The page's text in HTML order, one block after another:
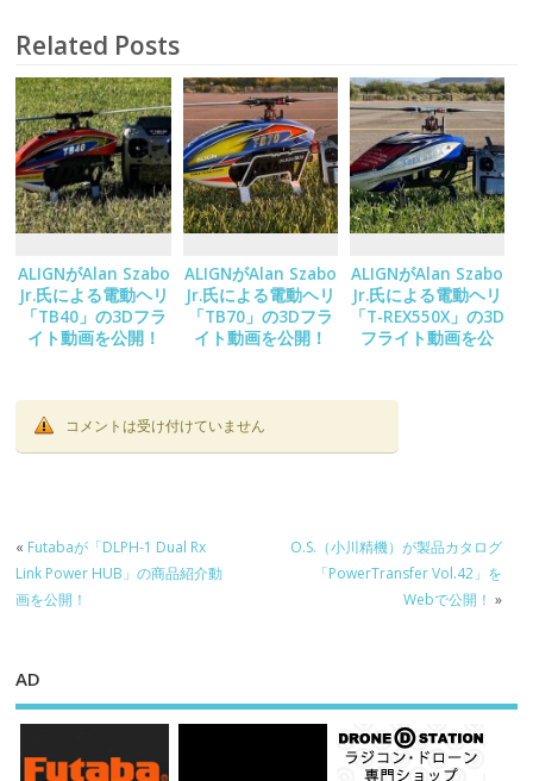
Related Posts
ALIGNがAlan Szabo
Jr.氏による電動ヘリ
「TB40」の3Dフラ
イト動画を公開！
ALIGNがAlan Szabo
Jr.氏による電動ヘリ
「TB70」の3Dフラ
イト動画を公開！
ALIGNがAlan Szabo
Jr.氏による電動ヘリ
「T-REX550X」の3D
フライト動画を公
コメントは受け付けていません
« Futabaが「DLPH-1 Dual Rx
Link Power HUB」の商品紹介動
画を公開！
O.S.（小川精機）が製品カタログ
「PowerTransfer Vol.42」を
Webで公開！ »
AD